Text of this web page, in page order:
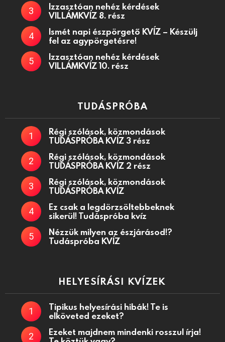
Izzasztóan nehéz kérdések
VILLÁMKVÍZ 8. rész
Ismét napi észpörgető KVÍZ – Készülj
fel az agypörgetésre!
Izzasztóan nehéz kérdések
VILLÁMKVÍZ 10. rész
TUDÁSPRÓBA
Régi szólások, közmondások
TUDÁSPRÓBA KVÍZ 3 rész
Régi szólások, közmondások
TUDÁSPRÓBA KVÍZ 2 rész
Régi szólások, közmondások
TUDÁSPRÓBA KVÍZ
Ez csak a legdörzsöltebbeknek
sikerül! Tudáspróba kvíz
Nézzük milyen az észjárásod!?
Tudáspróba KVÍZ
HELYESÍRÁSI KVÍZEK
Tipikus helyesírási hibák! Te is
elköveted ezeket?
Ezeket majdnem mindenki rosszul írja!